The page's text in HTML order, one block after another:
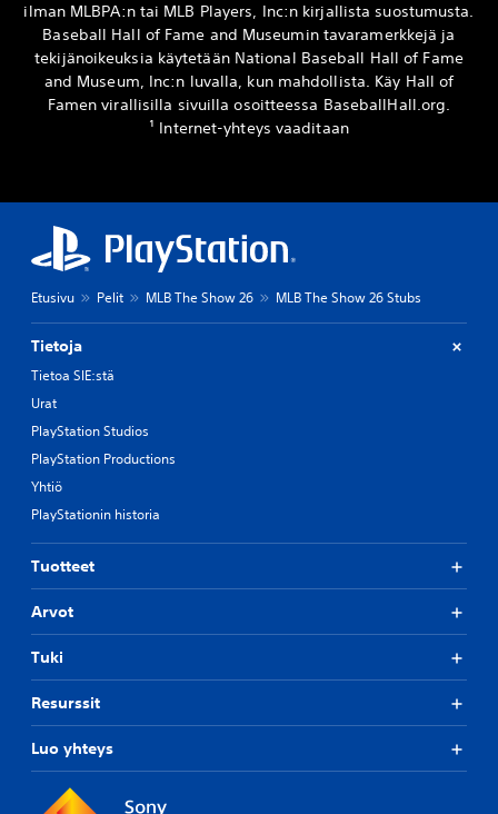
ilman MLBPA:n tai MLB Players, Inc:n kirjallista suostumusta.
Baseball Hall of Fame and Museumin tavaramerkkejä ja
tekijänoikeuksia käytetään National Baseball Hall of Fame
and Museum, Inc:n luvalla, kun mahdollista. Käy Hall of
Famen virallisilla sivuilla osoitteessa BaseballHall.org.
¹ Internet-yhteys vaaditaan
Etusivu Pelit MLB The Show 26 MLB The Show 26 Stubs
Tietoja
Tietoa SIE:stä
Urat
PlayStation Studios
PlayStation Productions
Yhtiö
PlayStationin historia
Tuotteet
Arvot
Tuki
Resurssit
Luo yhteys